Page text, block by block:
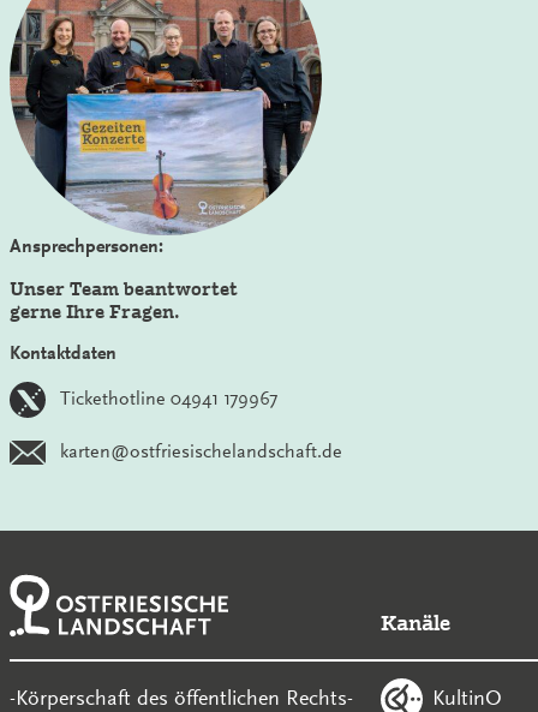
Ansprechpersonen:
Unser Team beantwortet
gerne Ihre Fragen.
Kontaktdaten
Tickethotline 04941 179967
karten@ostfriesischelandschaft.de
-Körperschaft des öffentlichen Rechts-
Kanäle
KultinO